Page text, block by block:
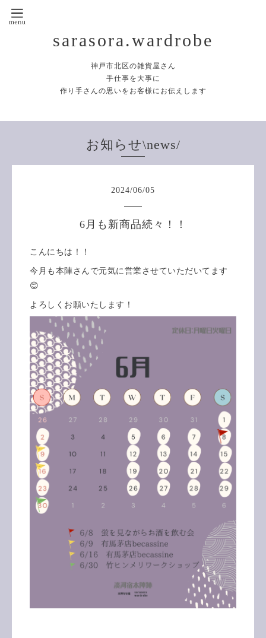
sarasora.wardrobe
神戸市北区の雑貨屋さん
手仕事を大事に
作り手さんの思いをお客様にお伝えします
お知らせ\news/
2024/06/05
6月も新商品続々！！
こんにちは！！
今月も本陣さんで元気に営業させていただいてます
😊
よろしくお願いたします！